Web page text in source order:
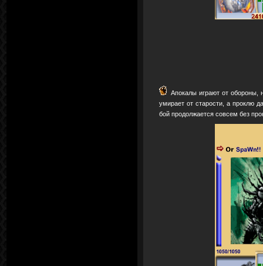
Апокалы играют от обороны,
умирает от старости, а проклю
бой продолжается совсем без